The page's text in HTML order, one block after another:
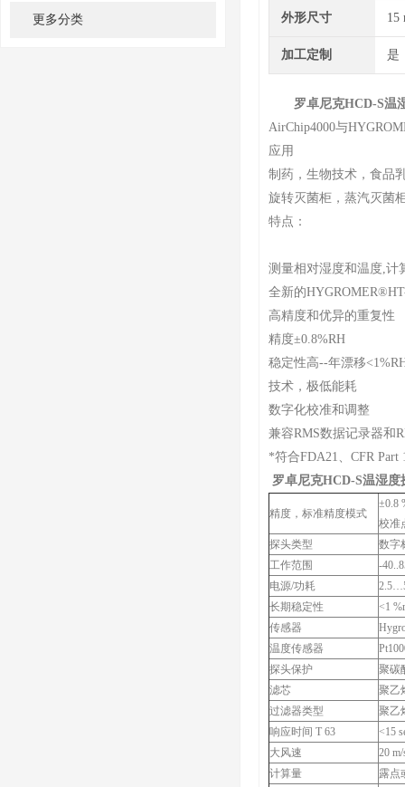
更多分类 外形尺寸 15
加工定制 是
罗卓尼克HCD-S温
AirChip4000与
应用
制药，生物技术，食品
旋转灭菌柜，蒸汽灭菌
特点：
测量相对湿度和温度,计
全新的
高精度和优异的重复性
精度±0.8%RH
稳定性高--年漂移
技术，极低能耗
数字化校准和调整
兼容RMS数据记录器和
*符合FDA21、CFR Part
罗卓尼克HCD-S温湿度
精度，标准精度模式
±0.8
校准
探头类型
数字
工作范围
-
电源/功耗
长期稳定性
<1
传感器
温度传感器
探头保护
聚碳
滤芯
聚乙
过滤器类型
聚乙
响应时间 T 63
<15
大风速
20
计算量
露点